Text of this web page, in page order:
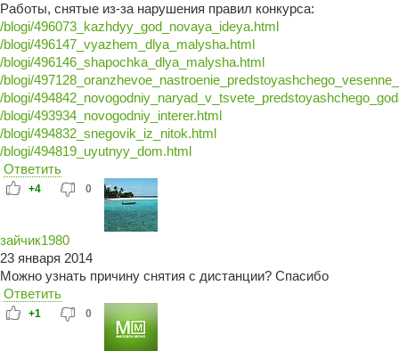
Работы, снятые из-за нарушения правил конкурса:
/blogi/496073_kazhdyy_god_novaya_ideya.html
/blogi/496147_vyazhem_dlya_malysha.html
/blogi/496146_shapochka_dlya_malysha.html
/blogi/
/blogi/
/blogi/493934_novogodniy_interer.html
/blogi/494832_snegovik_iz_nitok.html
/blogi/494819_uyutnyy_dom.html
Ответить
+4 0
зайчик1980
23 января 2014
Можно узнать причину снятия с дистанции? Спасибо
Ответить
+1 0